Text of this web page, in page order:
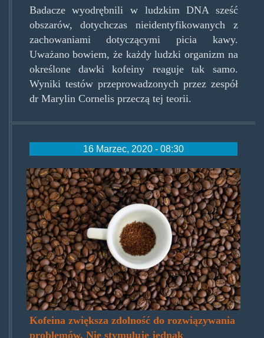
Badacze wyodrębnili w ludzkim DNA sześć
obszarów, dotychczas nieidentyfikowanych z
zachowaniami dotyczącymi picia kawy.
Uważano bowiem, że każdy ludzki organizm na
określone dawki kofeiny reaguje tak samo.
Wyniki testów przeprowadzonych przez zespół
dr Marylin Cornelis przeczą tej teorii.
16 Marzec, 2020 - 08:30
coffeebasic.jpg
Kofeina zwiększa zdolność do rozwiązywania
problemów. Nie stymuluje jednak